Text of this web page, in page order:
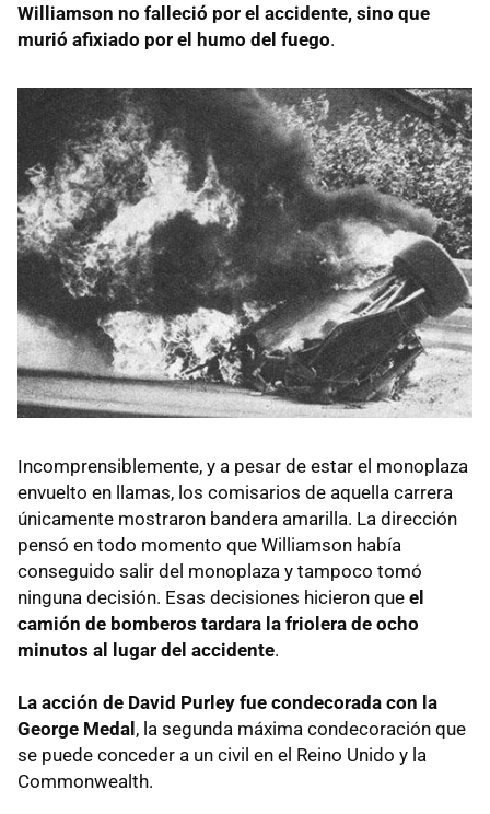
Williamson no falleció por el accidente, sino que
murió afixiado por el humo del fuego.
Incomprensiblemente, y a pesar de estar el monoplaza
envuelto en llamas, los comisarios de aquella carrera
únicamente mostraron bandera amarilla. La dirección
pensó en todo momento que Williamson había
conseguido salir del monoplaza y tampoco tomó
ninguna decisión. Esas decisiones hicieron que el
camión de bomberos tardara la friolera de ocho
minutos al lugar del accidente.
La acción de David Purley fue condecorada con la
George Medal, la segunda máxima condecoración que
se puede conceder a un civil en el Reino Unido y la
Commonwealth.